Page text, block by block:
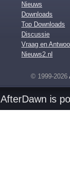
Nieuws
Downloads
Top Downloads
Discussie
Vraag en
Nieuws2.nl
© 1999-2026
AfterDawn is